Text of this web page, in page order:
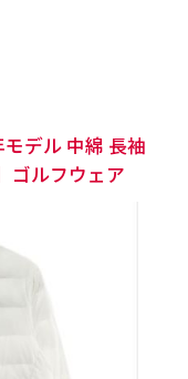
デル 中綿 長袖
ゴルフウェア